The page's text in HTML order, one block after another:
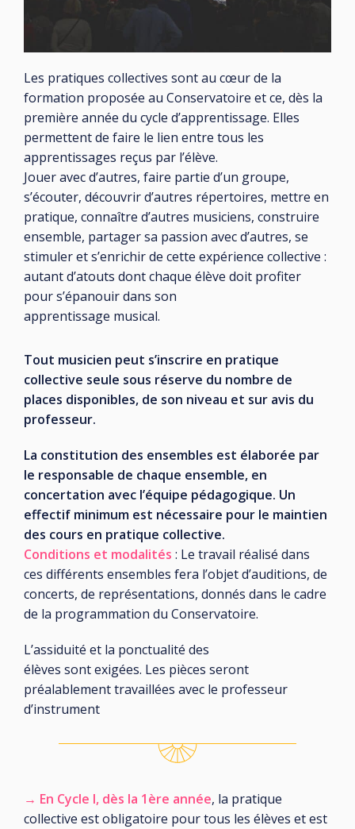
Les pratiques collectives sont au cœur de la
formation proposée au Conservatoire et ce, dès la
première année du cycle d’apprentissage. Elles
permettent de faire le lien entre tous les
apprentissages reçus par l’élève.
Jouer avec d’autres, faire partie d’un groupe,
s’écouter, découvrir d’autres répertoires, mettre en
pratique, connaître d’autres musiciens, construire
ensemble, partager sa passion avec d’autres, se
stimuler et s’enrichir de cette expérience collective :
autant d’atouts dont chaque élève doit profiter
pour s’épanouir dans son
apprentissage musical.
Tout musicien peut s’inscrire en pratique
collective seule sous réserve du nombre de
places disponibles, de son niveau et sur avis du
professeur.
La constitution des ensembles est élaborée par
le responsable de chaque ensemble, en
concertation avec l’équipe pédagogique. Un
effectif minimum est nécessaire pour le maintien
des cours en pratique collective.
Conditions et modalités : Le travail réalisé dans
ces différents ensembles fera l’objet d’auditions, de
concerts, de représentations, donnés dans le cadre
de la programmation du Conservatoire.
L’assiduité et la ponctualité des
élèves sont exigées. Les pièces seront
préalablement travaillées avec le professeur
d’instrument
→ En Cycle I, dès la 1ère année, la pratique
collective est obligatoire pour tous les élèves et est